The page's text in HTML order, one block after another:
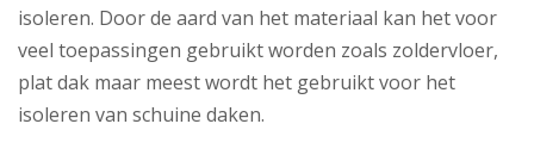
isoleren. Door de aard van het materiaal kan het voor
veel toepassingen gebruikt worden zoals zoldervloer,
plat dak maar meest wordt het gebruikt voor het
isoleren van schuine daken.